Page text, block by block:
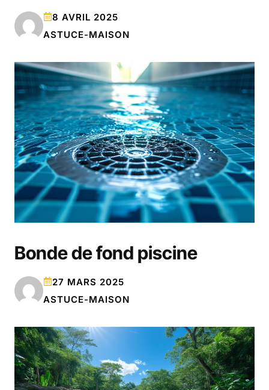
8 AVRIL 2025
ASTUCE-MAISON
Bonde de fond piscine
27 MARS 2025
ASTUCE-MAISON